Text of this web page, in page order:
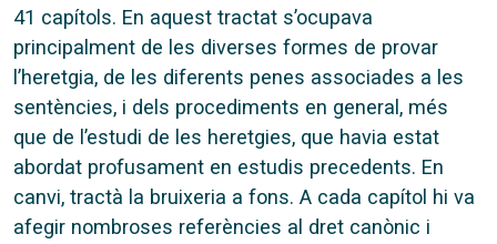
41 capítols. En aquest tractat s’ocupava
principalment de les diverses formes de provar
l’heretgia, de les diferents penes associades a les
sentències, i dels procediments en general, més
que de l’estudi de les heretgies, que havia estat
abordat profusament en estudis precedents. En
canvi, tractà la bruixeria a fons. A cada capítol hi va
afegir nombroses referències al dret canònic i